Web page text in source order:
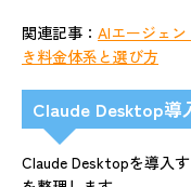
関連記事： AIエージェ
き料金体系と選び方
Claude Desktop導
Claude Desktopを導入